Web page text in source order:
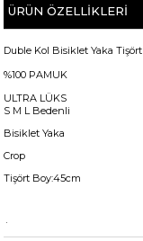
ÜRÜN ÖZELLIKLERI
Duble Kol Bisiklet Yaka Tişört
%100 PAMUK
ULTRA LÜKS
S M L Bedenli
Bisiklet Yaka
Crop
Tişört Boy:45cm
+
Manken ölçüleri ise;